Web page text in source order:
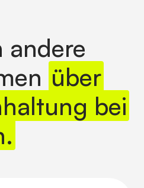
andere
über
bei